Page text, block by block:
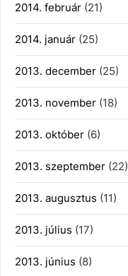
2014. február (21)
2014. január (25)
2013. december (25)
2013. november (18)
2013. október (6)
2013. szeptember (22)
2013. augusztus (11)
2013. július (17)
2013. június (8)